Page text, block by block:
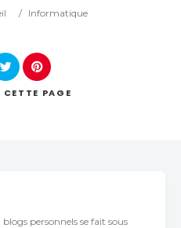
/ Informatique
CETTE PAGE
blogs personnels se fait sous